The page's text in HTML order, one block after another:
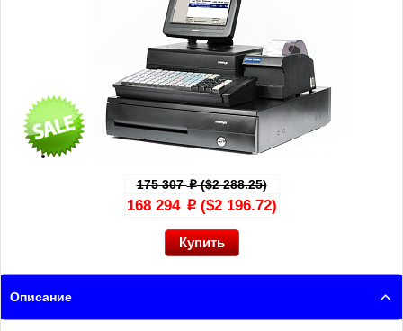
175 307p($2 288.25)
168 294 p($2 196.72)
Описание